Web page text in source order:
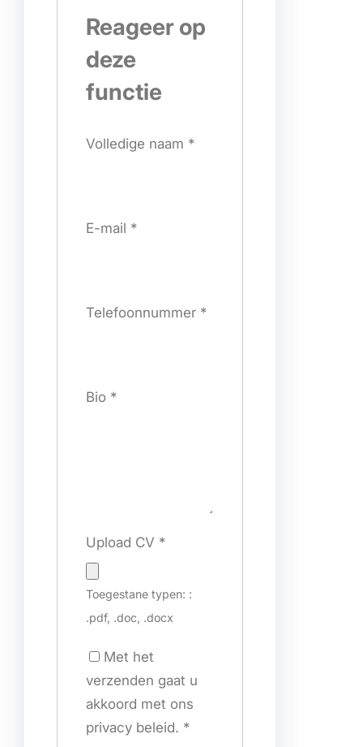
Reageer op
deze
functie
Volledige naam *
E-mail *
Telefoonnummer *
Bio *
Upload CV *
Toegestane typen: :
.pdf, .doc, .docx
Met het
verzenden gaat u
akkoord met ons
privacy beleid. *